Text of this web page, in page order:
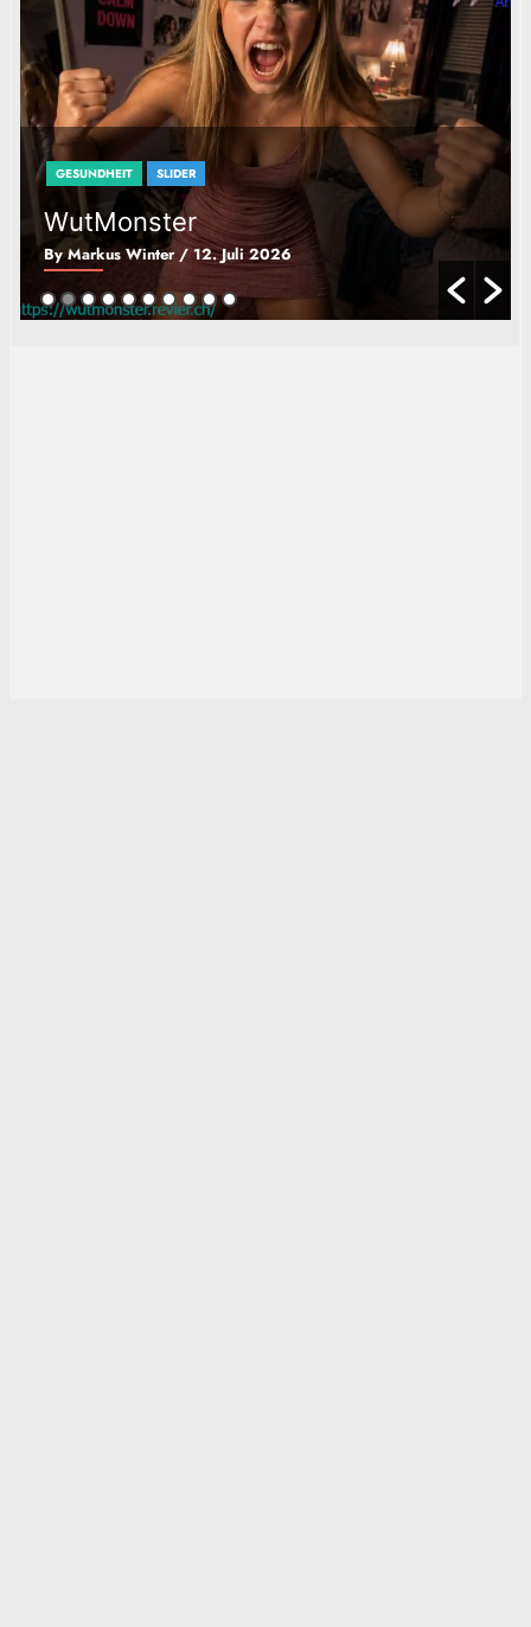
GESUNDHEIT SLIDER
WutMonster
By Markus Winter/ 12. Juli 2026